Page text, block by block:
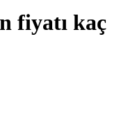
fiyatı kaç